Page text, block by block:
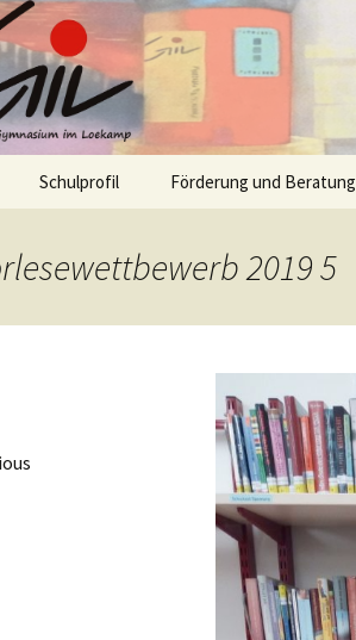
Schulprofil Förderung und Beratung
2019 5